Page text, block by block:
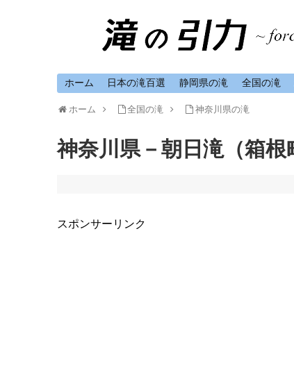
ホーム 日本の滝百選 静岡県の滝 全国の滝
ホーム 全国の滝 神奈川県の滝
神奈川県－朝日滝（箱根
スポンサーリンク